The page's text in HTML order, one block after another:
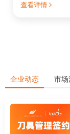
查看详情
企业动态 市场